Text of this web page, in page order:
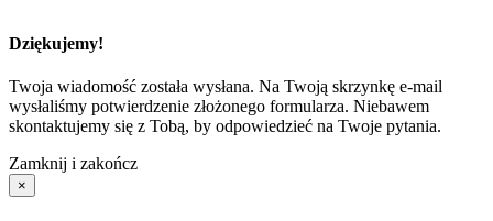
Dziękujemy!
Twoja wiadomość została wysłana. Na Twoją skrzynkę e-mail
wysłaliśmy potwierdzenie złożonego formularza. Niebawem
skontaktujemy się z Tobą, by odpowiedzieć na Twoje pytania.
Zamknij i zakończ
×